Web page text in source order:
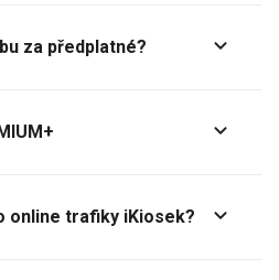
za předplatné?
online trafiky iKiosek?